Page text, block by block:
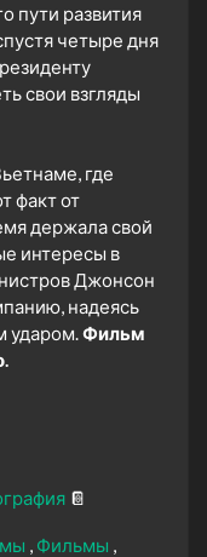
пути развития
четыре дня
свои взгляды
где
факт от
держала свой
интересы в
Джонсон
надеясь
ударом.Фильм
📔
Фильмы